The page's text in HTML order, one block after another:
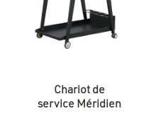
Chariot de
service Méridien